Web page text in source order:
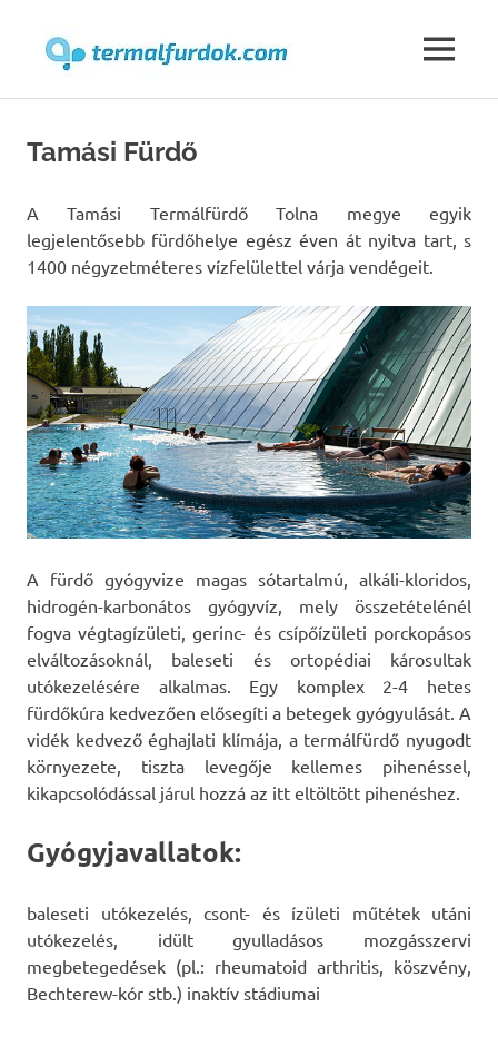
content
MENU
Tamási Fürdő
A Tamási Termálfürdő Tolna megye egyik
legjelentősebb fürdőhelye egész éven át nyitva tart, s
1400 négyzetméteres vízfelülettel várja vendégeit.
A fürdő gyógyvize magas sótartalmú, alkáli-kloridos,
hidrogén-karbonátos gyógyvíz, mely összetételénél
fogva végtagízületi, gerinc- és csípőízületi porckopásos
elváltozásoknál, baleseti és ortopédiai károsultak
utókezelésére alkalmas. Egy komplex 2-4 hetes
fürdőkúra kedvezően elősegíti a betegek gyógyulását. A
vidék kedvező éghajlati klímája, a termálfürdő nyugodt
környezete, tiszta levegője kellemes pihenéssel,
kikapcsolódással járul hozzá az itt eltöltött pihenéshez.
Gyógyjavallatok:
baleseti utókezelés, csont- és ízületi műtétek utáni
utókezelés, idült gyulladásos mozgásszervi
megbetegedések (pl.: rheumatoid arthritis, köszvény,
Bechterew-kór stb.) inaktív stádiumai